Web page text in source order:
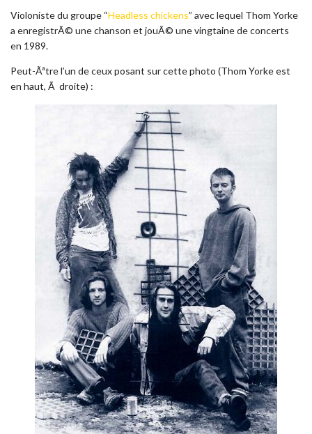
Violoniste du groupe “Headless chickens” avec lequel Thom Yorke
a enregistrÃ© une chanson et jouÃ© une vingtaine de concerts
en 1989.
Peut-Ãªtre l’un de ceux posant sur cette photo (Thom Yorke est
en haut, Ã droite) :